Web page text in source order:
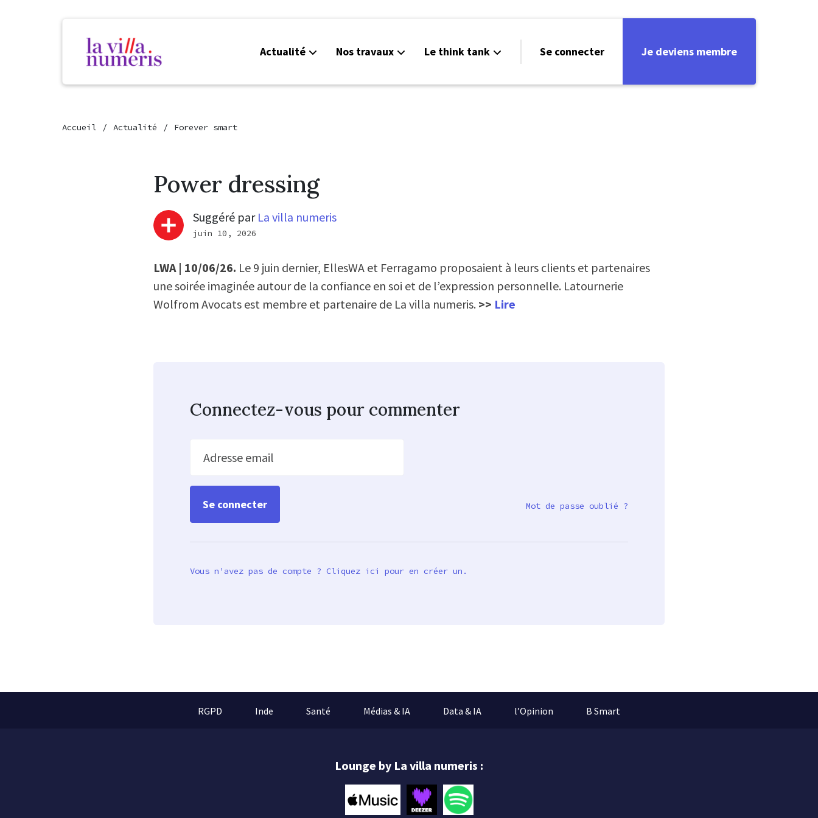
Actualité Nos travaux Le think tank Se connecter Je deviens membre
Accueil Actualité Forever smart
Power dressing
Suggéré par La villa numeris
juin 10, 2026
LWA | 10/06/26. Le 9 juin dernier, EllesWA et Ferragamo proposaient à leurs clients et partenaires
une soirée imaginée autour de la confiance en soi et de l’expression personnelle. Latournerie
Wolfrom Avocats est membre et partenaire de La villa numeris. >> Lire
Connectez-vous pour commenter
Adresse email
Mot de passe oublié ?
Vous n'avez pas de compte ? Cliquez ici pour en créer un.
RGPD Inde Santé Médias & IA Data & IA l’Opinion B Smart
Lounge by La villa numeris :